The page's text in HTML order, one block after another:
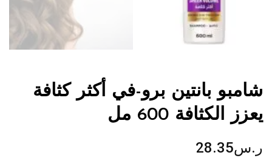
شامبو بانتين برو-في أكثر كثافة
يعزز الكثافة 600 مل
ر.س28.35